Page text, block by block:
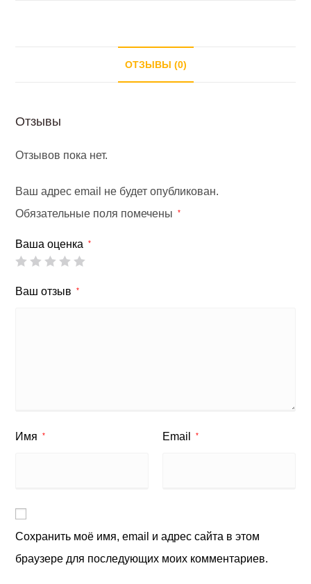
ОТЗЫВЫ (0)
Отзывы
Отзывов пока нет.
Ваш адрес email не будет опубликован.
Обязательные поля помечены
*
Ваша оценка *
Ваш отзыв *
Имя * Email *
Сохранить моё имя, email и адрес сайта в этом
браузере для последующих моих комментариев.